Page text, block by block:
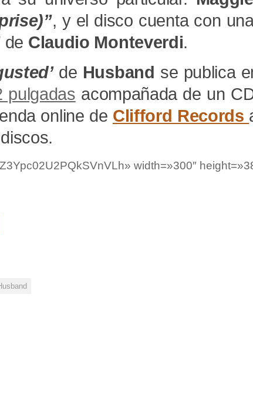
, y el disco cuenta con
de Claudio Monteverdi.
de Husband se publica
pulgadas acompañada de un
online de Clifford Records
width=»300″